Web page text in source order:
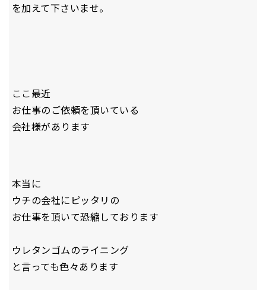
を加えて下さいませ。
ここ最近
お仕事のご依頼を頂いている
会社様があります
本当に
ウチの会社にピッタリの
お仕事を頂いて恐縮しております
ウレタンゴムのライニング
と言っても色々あります